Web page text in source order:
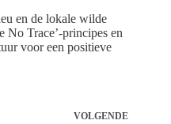
en de lokale wilde
No Trace’-principes en
voor een positieve
VOLGENDE